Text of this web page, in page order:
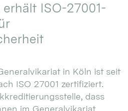
ISO-27001-
in Köln ist seit
ISO 27001 zertifiziert.
dass
im Generalvikariat